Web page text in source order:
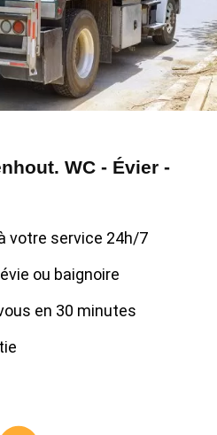
WC - Évier -
votre service 24h/7
ou baignoire
en 30 minutes